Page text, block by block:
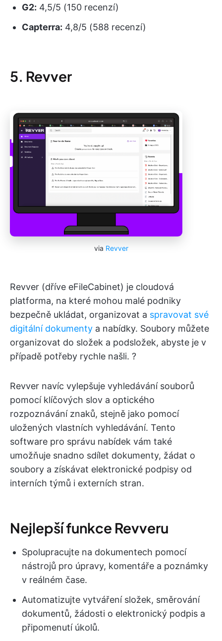
G2: 4,5/5 (150 recenzí)
Capterra: 4,8/5 (588 recenzí)
5. Revver
via Revver
Revver (dříve eFileCabinet) je cloudová
platforma, na které mohou malé podniky
bezpečně ukládat, organizovat a spravovat své
digitální dokumenty a nabídky. Soubory můžete
organizovat do složek a podsložek, abyste je v
případě potřeby rychle našli. ?
Revver navíc vylepšuje vyhledávání souborů
pomocí klíčových slov a optického
rozpoznávání znaků, stejně jako pomocí
uložených vlastních vyhledávání. Tento
software pro správu nabídek vám také
umožňuje snadno sdílet dokumenty, žádat o
soubory a získávat elektronické podpisy od
interních týmů i externích stran.
Nejlepší funkce Revveru
Spolupracujte na dokumentech pomocí
nástrojů pro úpravy, komentáře a poznámky
v reálném čase.
Automatizujte vytváření složek, směrování
dokumentů, žádosti o elektronický podpis a
připomenutí úkolů.